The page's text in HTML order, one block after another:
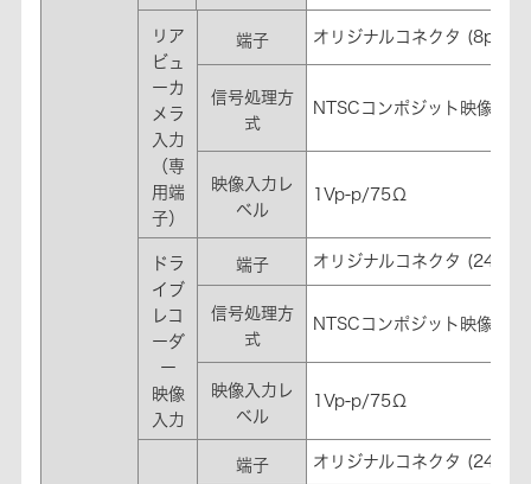
リア
ビュ
ーカ
メラ
入力
（専
用端
子）
端子 オリジナルコネクタ (8pin)
信号処理方
式
NTSCコンポジット映像信
映像入力レ
ベル
1Vp-p/75Ω
ドラ
イブ
レコ
ーダ
ー
映像
入力
端子 オリジナルコネクタ
信号処理方
式
NTSCコンポジット映像信
映像入力レ
ベル
1Vp-p/75Ω
端子 オリジナルコネクタ